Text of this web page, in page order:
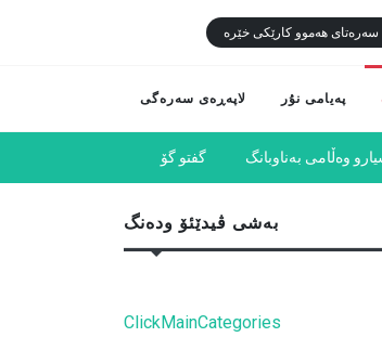
سەرەتای هەموو كارێكی خێرە
لاپەڕەی سەرەگی پەیامی نۇر
گفتو گۆ وەڵامی بەناوبانگ
بەشی ڤیدێئۆ ودەنگ
ClickMainCategories